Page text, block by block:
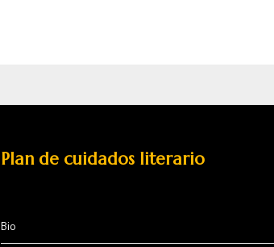
Plan de cuidados literario
Bio